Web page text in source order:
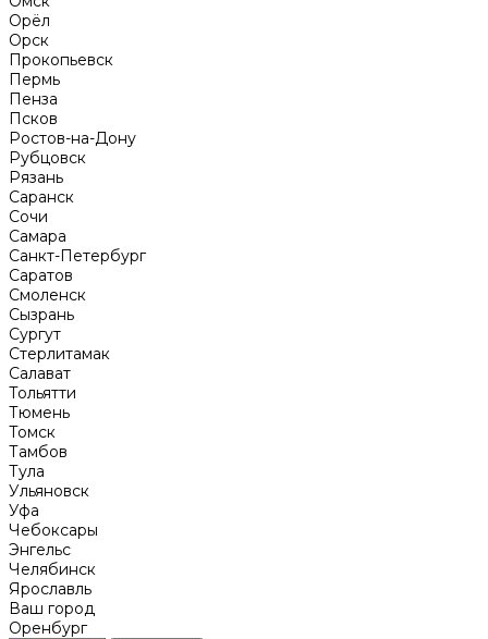
Орёл
Орск
Прокопьевск
Пермь
Пенза
Псков
Ростов-на-Дону
Рубцовск
Рязань
Саранск
Сочи
Самара
Санкт-Петербург
Саратов
Смоленск
Сызрань
Сургут
Стерлитамак
Салават
Тольятти
Тюмень
Томск
Тамбов
Тула
Ульяновск
Уфа
Чебоксары
Энгельс
Челябинск
Ярославль
Ваш город
Оренбург